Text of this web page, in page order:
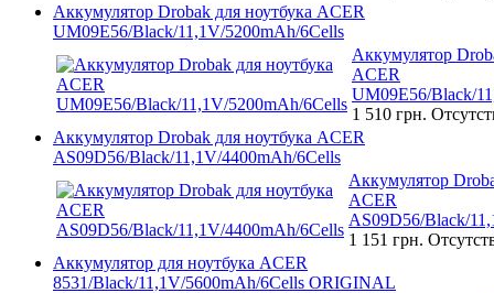
Аккумулятор Drobak для ноутбука ACER
UM09E56/Black/11,1V/5200mAh/6Cells
Аккумулятор
ACER
UM09E56/Black/
1 510 грн.
Аккумулятор Drobak для ноутбука ACER
AS09D56/Black/11,1V/4400mAh/6Cells
Аккумулятор
ACER
AS09D56/Black/
1 151 грн.
Аккумулятор для ноутбука ACER
8531/Black/11,1V/5600mAh/6Cells ORIGINAL